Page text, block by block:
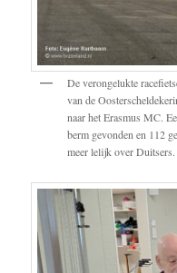
De verongelukte
van de
naar het Erasmus MC.
berm gevonden en 112
meer lelijk over Duitsers.